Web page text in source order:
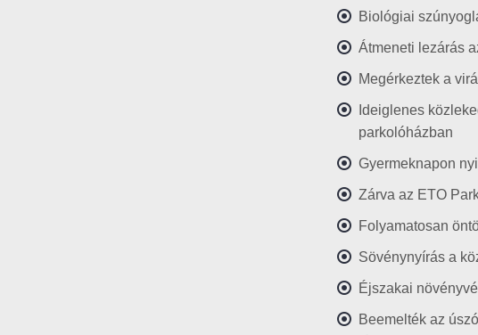
Biológiai
Átmeneti lezárás
Megérkeztek a
Ideiglenes
parkolóházban
Gyermeknapon
Zárva az ETO
Folyamatosan
Sövénynyírás a
Éjszakai
Beemelték az